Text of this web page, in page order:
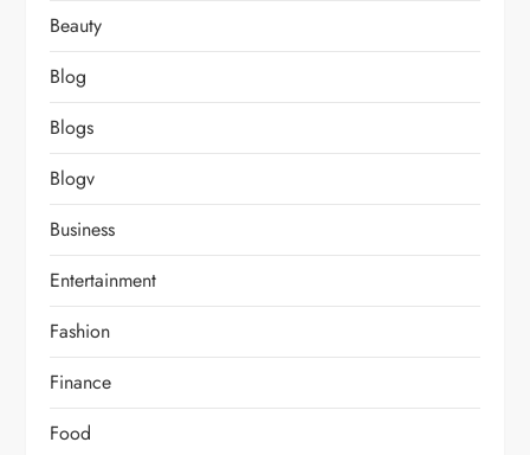
Beauty
Blog
Blogs
Blogv
Business
Entertainment
Fashion
Finance
Food